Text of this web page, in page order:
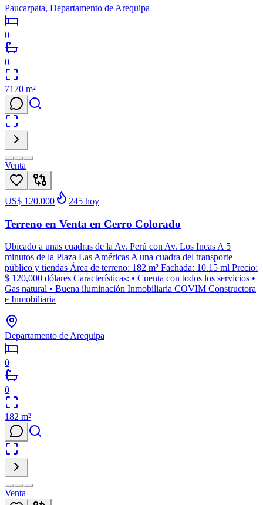
Paucarpata, Departamento de Arequipa
0
0
7170 m²
Venta
US$ 120.000 245 hoy
Terreno en Venta en Cerro Colorado
Ubicado a unas cuadras de la Av. Perú con Av. Los Incas A 5
minutos de la Plaza Las Américas A una cuadra del transporte
público y tiendas Área de terreno: 182 m² Fachada: 10.15 ml Precio:
$ 120,000 dólares Características: • Cuenta con todos los servicios •
Gas natural • Buena iluminación Inmobiliaria COVIM Constructora
e Inmobiliaria
Departamento de Arequipa
0
0
182 m²
Venta